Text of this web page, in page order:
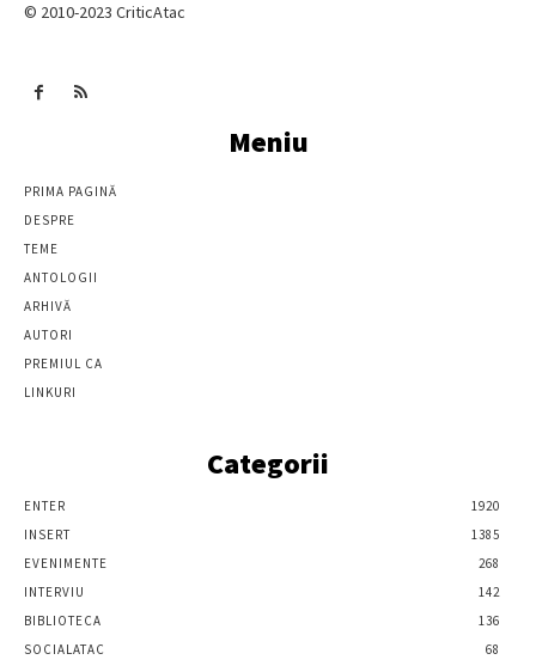
© 2010-2023 CriticAtac
Meniu
PRIMA PAGINĂ
DESPRE
TEME
ANTOLOGII
ARHIVĂ
AUTORI
PREMIUL CA
LINKURI
Categorii
ENTER
1920
INSERT
1385
EVENIMENTE
268
INTERVIU
142
BIBLIOTECA
136
SOCIALATAC
68